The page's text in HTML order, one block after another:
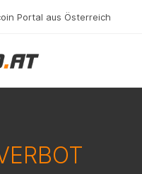
Portal aus Österreich